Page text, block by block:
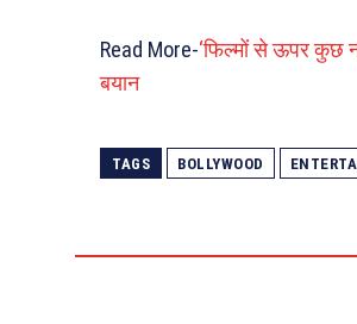
Read More-‘फिल्मों से ऊपर कुछ
बयान
TAGS BOLLYWOOD